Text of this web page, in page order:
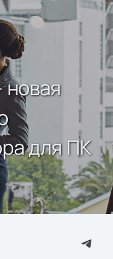
новая
для ПК